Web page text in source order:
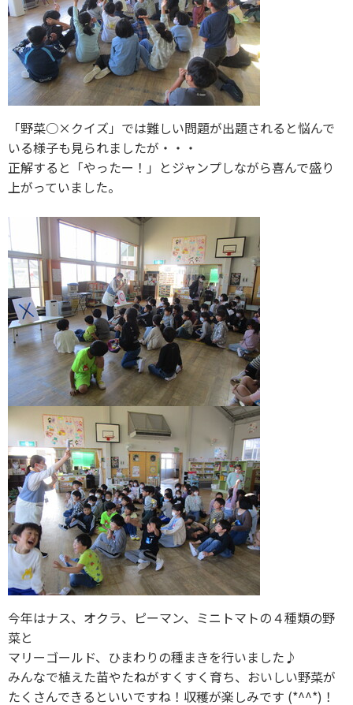
「野菜○×クイズ」では難しい問題が出題されると悩んで
いる様子も見られましたが・・・
正解すると「やったー！」とジャンプしながら喜んで盛り
上がっていました。
今年はナス、オクラ、ピーマン、ミニトマトの４種類の野
菜と
マリーゴールド、ひまわりの種まきを行いました♪
みんなで植えた苗やたねがすくすく育ち、おいしい野菜が
たくさんできるといいですね！収穫が楽しみです (*^^*)！